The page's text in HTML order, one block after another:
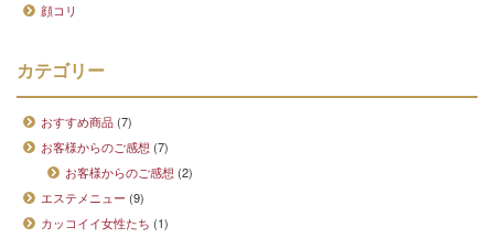
顔コリ
カテゴリー
おすすめ商品 (7)
お客様からのご感想 (7)
お客様からのご感想 (2)
エステメニュー (9)
カッコイイ女性たち (1)